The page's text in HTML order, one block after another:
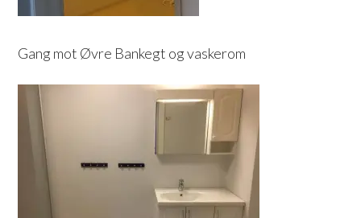
Gang mot Øvre Bankegt og vaskerom